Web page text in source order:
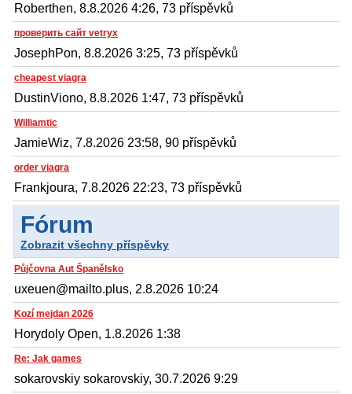
Roberthen, 8.8.2026 4:26, 73 příspěvků
проверить сайт vetryx
JosephPon, 8.8.2026 3:25, 73 příspěvků
cheapest viagra
DustinViono, 8.8.2026 1:47, 73 příspěvků
Williamtic
JamieWiz, 7.8.2026 23:58, 90 příspěvků
order viagra
Frankjoura, 7.8.2026 22:23, 73 příspěvků
Fórum
Zobrazit všechny příspěvky
Půjčovna Aut Španělsko
uxeuen@mailto.plus, 2.8.2026 10:24
Kozí mejdan 2026
Horydoly Open, 1.8.2026 1:38
Re: Jak games
sokarovskiy sokarovskiy, 30.7.2026 9:29